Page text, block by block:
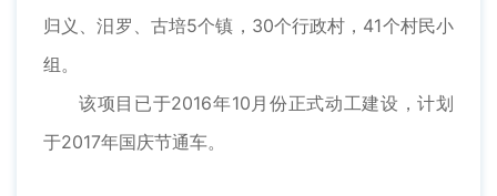
归义、汨罗、古培5个镇，30个行政村，41个村民小
组。
该项目已于2016年10月份正式动工建设，计划
于2017年国庆节通车。